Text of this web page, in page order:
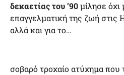
δεκαετίας του ’90μίλησε όχι
επαγγελματική της ζωή στις
αλλά και για το…
σοβαρό τροχαίο ατύχημα που